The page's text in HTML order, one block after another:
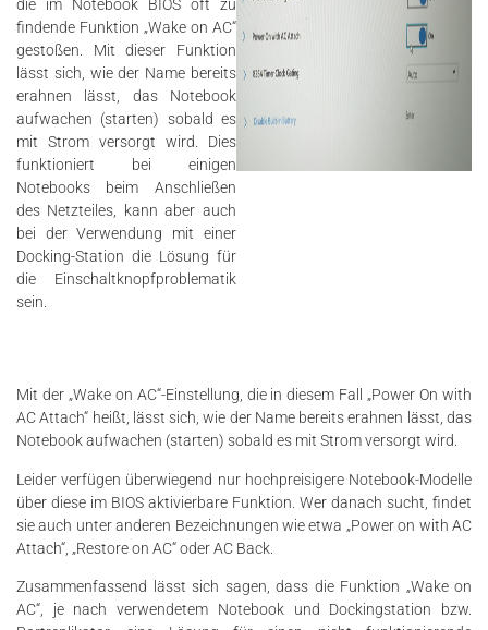
die im Notebook BIOS oft zu
findende Funktion „Wake on AC“
gestoßen. Mit dieser Funktion
lässt sich, wie der Name bereits
erahnen lässt, das Notebook
aufwachen (starten) sobald es
mit Strom versorgt wird. Dies
funktioniert bei einigen
Notebooks beim Anschließen
des Netzteiles, kann aber auch
bei der Verwendung mit einer
Docking-Station die Lösung für
die Einschaltknopfproblematik
sein.
Mit der „Wake on AC“-Einstellung, die in diesem Fall „Power On with
AC Attach“ heißt, lässt sich, wie der Name bereits erahnen lässt, das
Notebook aufwachen (starten) sobald es mit Strom versorgt wird.
Leider verfügen überwiegend nur hochpreisigere Notebook-Modelle
über diese im BIOS aktivierbare Funktion. Wer danach sucht, findet
sie auch unter anderen Bezeichnungen wie etwa „Power on with AC
Attach“, „Restore on AC“ oder AC Back.
Zusammenfassend lässt sich sagen, dass die Funktion „Wake on
AC“, je nach verwendetem Notebook und Dockingstation bzw.